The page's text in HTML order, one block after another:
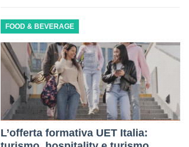
FOOD & BEVERAGE
L’offerta formativa UET Italia: